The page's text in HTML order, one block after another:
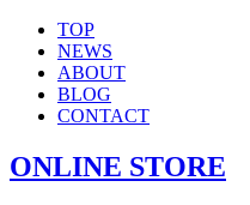
TOP
NEWS
ABOUT
BLOG
CONTACT
ONLINE STORE